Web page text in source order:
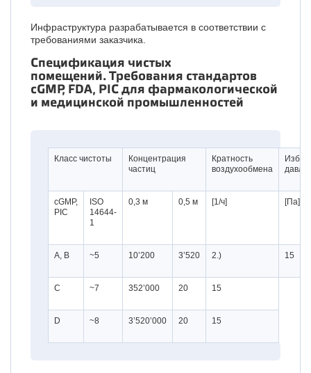
Инфраструктура разрабатывается в соответствии с
требованиями заказчика.
Спецификация чистых
помещений. Требования стандартов
cGMP, FDA, PIC для фармакологической
и медицинской промышленностей
Класс чистоты
Концентрация
частиц
Кратность
воздухообмена
cGMP,
PIC
ISO
14644-
1
0,3 м 0,5 м [1/ч] [Па]
A, B ~5 10’200 3’520 2.) 15
C ~7 352’000 20 15
D ~8 3’520’000 20 15